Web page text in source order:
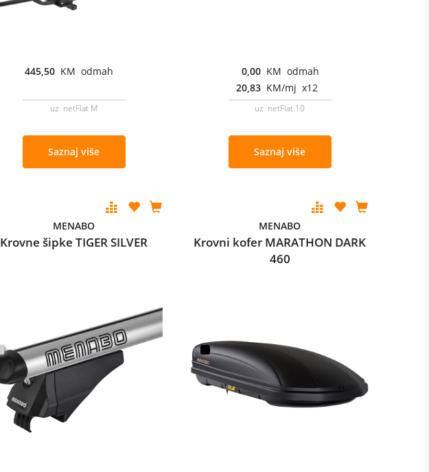
445,50 KM odmah
uz netFlat M
Saznaj više
0,00 KM odmah
20,83 KM/mj x12
uz netFlat 10
Saznaj više
MENABO
Krovne šipke TIGER SILVER
MENABO
Krovni kofer MARATHON DARK
460